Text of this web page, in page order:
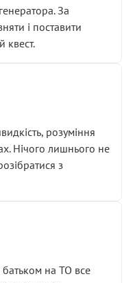
сервіс працює не
За
і поставити
квест.
розуміння
Нічого лишнього не
з
батьком на ТО все